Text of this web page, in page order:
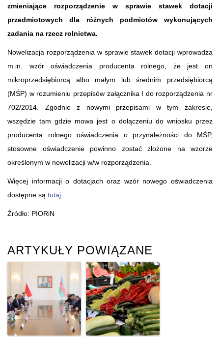
zmieniające rozporządzenie w sprawie stawek dotacji
przedmiotowych dla różnych podmiotów wykonujących
zadania na rzecz rolnictwa.
Nowelizacja rozporządzenia w sprawie stawek dotacji wprowadza
m.in. wzór oświadczenia producenta rolnego, że jest on
mikroprzedsiębiorcą albo małym lub średnim przedsiębiorcą
(MŚP) w rozumieniu przepisów załącznika I do rozporządzenia nr
702/2014. Zgodnie z nowymi przepisami w tym zakresie,
wszędzie tam gdzie mowa jest o dołączeniu do wniosku przez
producenta rolnego oświadczenia o przynależności do MŚP,
stosowne oświadczenie powinno zostać złożone na wzorze
określonym w nowelizacji w/w rozporządzenia.
Więcej informacji o dotacjach oraz wzór nowego oświadczenia
dostępne są tutaj
Źródło: PIORiN
ARTYKUŁY POWIĄZANE